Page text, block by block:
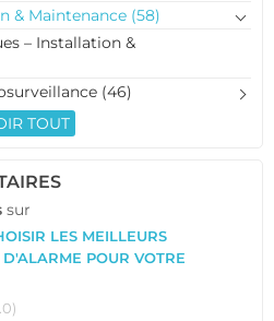
& Maintenance (58)
– Installation &
(46)
TOUT
sur
LES MEILLEURS
D'ALARME POUR VOTRE